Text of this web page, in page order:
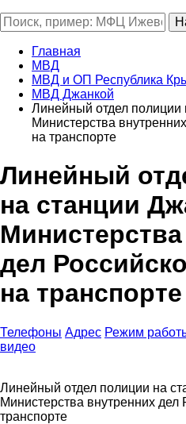
Главная
МВД
МВД и ОП Республика
МВД Джанкой
Линейный отдел полиции
Министерства
на транспорте
Линейный
на станции
дел
на транспорте
Телефоны Адрес Режим
видео
Линейный отдел полиции на
Министерства внутренних
транспорте